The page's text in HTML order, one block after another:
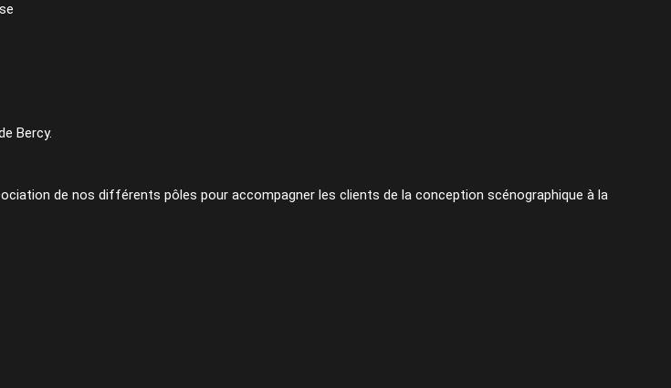
Bercy.
de nos différents pôles pour accompagner les clients de la conception scénographique à la